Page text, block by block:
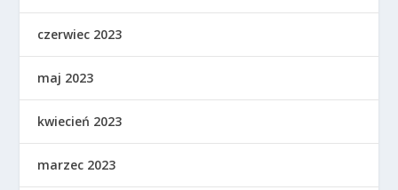
czerwiec 2023
maj 2023
kwiecień 2023
marzec 2023